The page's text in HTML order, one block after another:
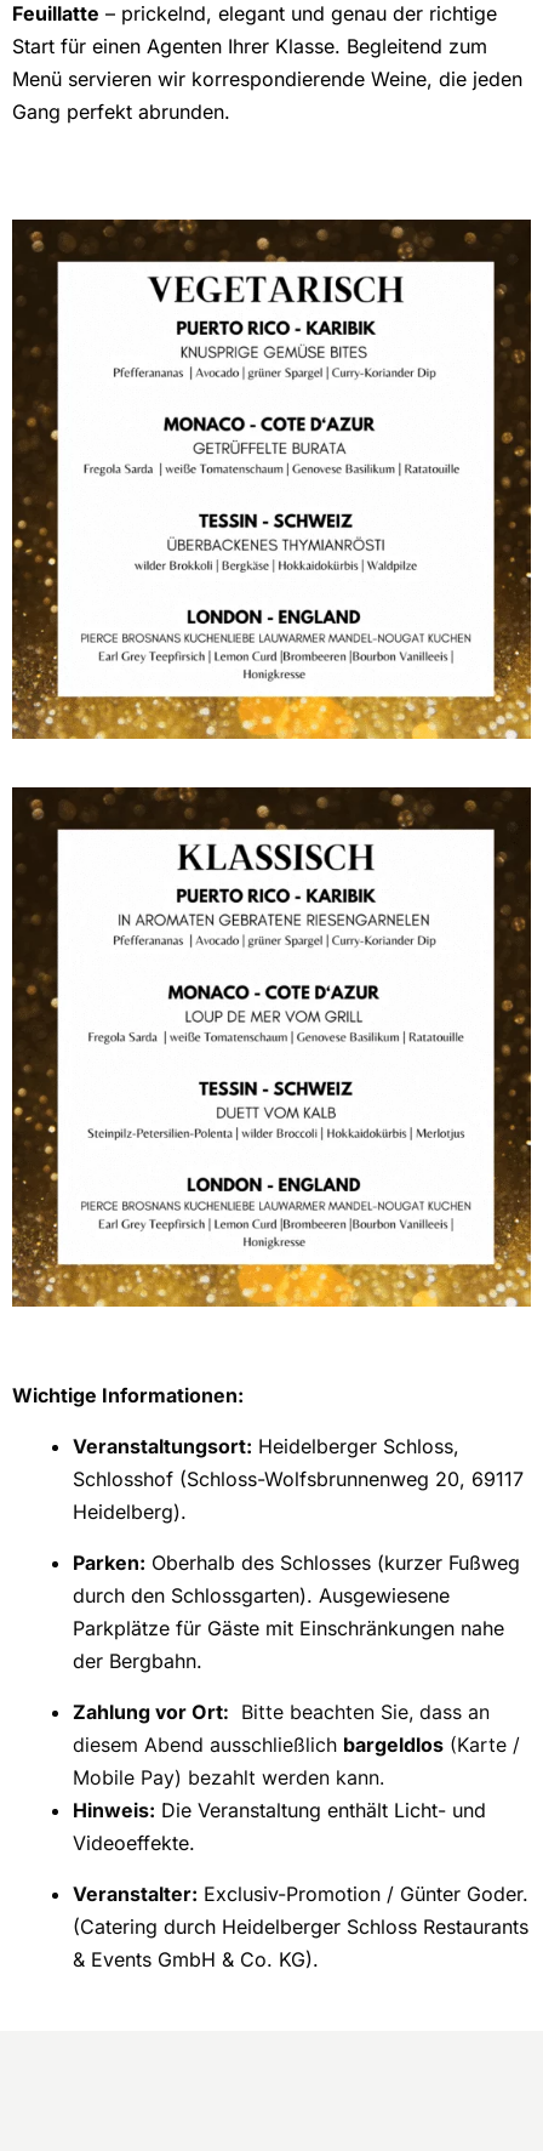
Feuillatte – prickelnd, elegant und genau der richtige
Start für einen Agenten Ihrer Klasse. Begleitend zum
Menü servieren wir korrespondierende Weine, die jeden
Gang perfekt abrunden.
Wichtige Informationen:
Veranstaltungsort: Heidelberger Schloss,
Schlosshof (Schloss-Wolfsbrunnenweg 20, 69117
Heidelberg).
Parken: Oberhalb des Schlosses (kurzer Fußweg
durch den Schlossgarten). Ausgewiesene
Parkplätze für Gäste mit Einschränkungen nahe
der Bergbahn.
Zahlung vor Ort: Bitte beachten Sie, dass an
diesem Abend ausschließlich bargeldlos (Karte /
Mobile Pay) bezahlt werden kann.
Hinweis: Die Veranstaltung enthält Licht- und
Videoeffekte.
Veranstalter: Exclusiv-Promotion / Günter Goder.
(Catering durch Heidelberger Schloss Restaurants
& Events GmbH & Co. KG).